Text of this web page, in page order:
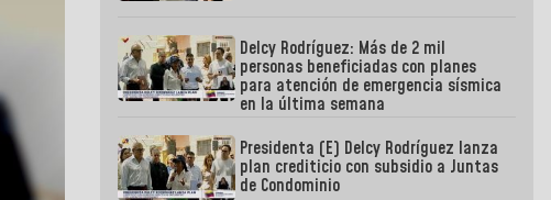
Delcy Rodríguez: Más de 2 mil
personas beneficiadas con planes
para atención de emergencia sísmica
en la última semana
Presidenta (E) Delcy Rodríguez lanza
plan crediticio con subsidio a Juntas
de Condominio